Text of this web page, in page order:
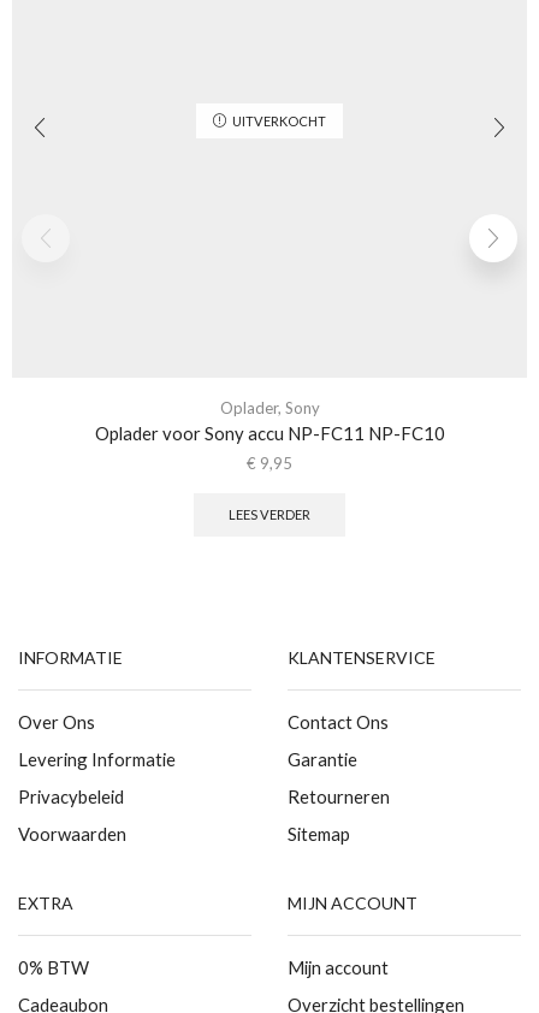
UITVERKOCHT
Oplader, Sony
Oplader voor Sony accu NP-FC11 NP-FC10
€ 9,95
LEES VERDER
INFORMATIE
Over Ons
Levering Informatie
Privacybeleid
Voorwaarden
KLANTENSERVICE
Contact Ons
Garantie
Retourneren
Sitemap
EXTRA
0% BTW
Cadeaubon
MIJN ACCOUNT
Mijn account
Overzicht bestellingen